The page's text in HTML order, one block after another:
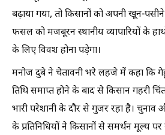
बढ़ाया गया, तो किसानों को अपनी खून-
फसल को मजबूरन स्थानीय व्यापारियों के
के लिए विवश होना पड़ेगा।
मनोज दुबे ने चेतावनी भरे लहजे में कहा कि
तिथि समाप्त होने के बाद से किसान गहरी
भारी परेशानी के दौर से गुजर रहा है। चुनाव
के प्रतिनिधियों ने किसानों से समर्थन मूल्य